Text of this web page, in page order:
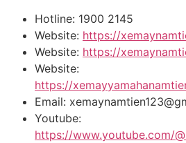
Hotline: 1900 2145
Website: https://
Website: https://
Website:
https://
Email:
Youtube:
https://www.youtube.com/